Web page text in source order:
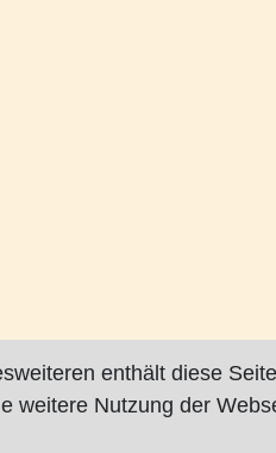
enthält diese
weitere Nutzung der